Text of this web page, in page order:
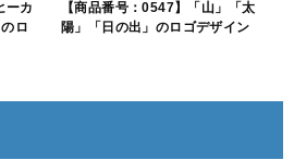
ーカ
ロ
【商品番号：0547】「山」「太
陽」「日の出」のロゴデザイン